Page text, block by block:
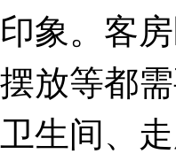
印象。客
摆放等都
卫生间、